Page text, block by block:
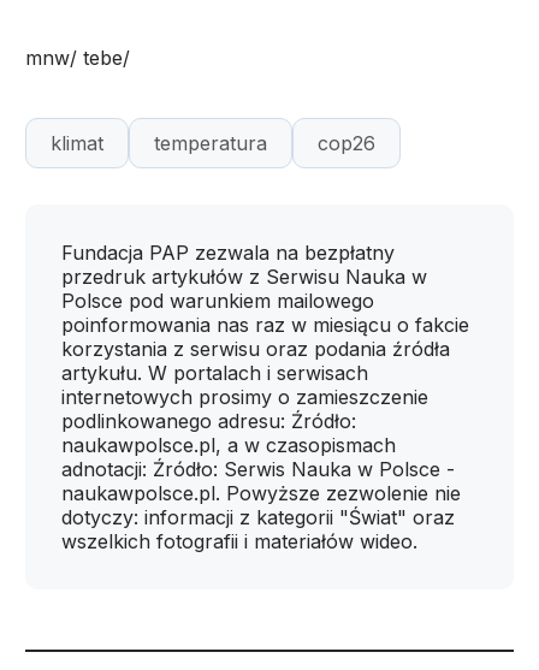
mnw/ tebe/
klimat temperatura cop26
Fundacja PAP zezwala na bezpłatny
przedruk artykułów z Serwisu Nauka w
Polsce pod warunkiem mailowego
poinformowania nas raz w miesiącu o fakcie
korzystania z serwisu oraz podania źródła
artykułu. W portalach i serwisach
internetowych prosimy o zamieszczenie
podlinkowanego adresu: Źródło:
naukawpolsce.pl, a w czasopismach
adnotacji: Źródło: Serwis Nauka w Polsce -
naukawpolsce.pl. Powyższe zezwolenie nie
dotyczy: informacji z kategorii "Świat" oraz
wszelkich fotografii i materiałów wideo.